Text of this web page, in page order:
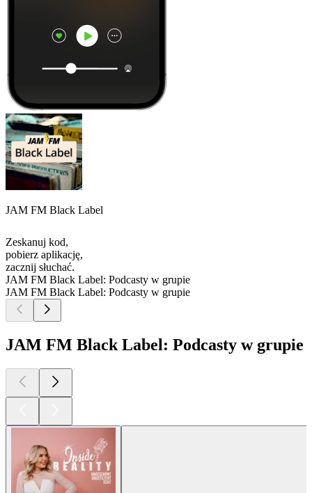
JAM FM Black Label
Zeskanuj kod,
pobierz aplikację,
zacznij słuchać.
JAM FM Black Label: Podcasty w grupie
JAM FM Black Label: Podcasty w grupie
JAM FM Black Label: Podcasty w grupie